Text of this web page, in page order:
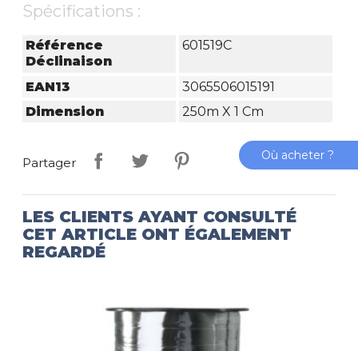
Spécifications :
Référence
Déclinaison
601519C
EAN13
3065506015191
Dimension
250m X 1 Cm
Partager
LES CLIENTS AYANT CONSULTÉ
CET ARTICLE ONT ÉGALEMENT
REGARDÉ
Où acheter ?